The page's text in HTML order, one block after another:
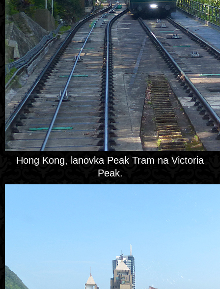
Hong Kong, lanovka Peak Tram na Victoria
Peak.